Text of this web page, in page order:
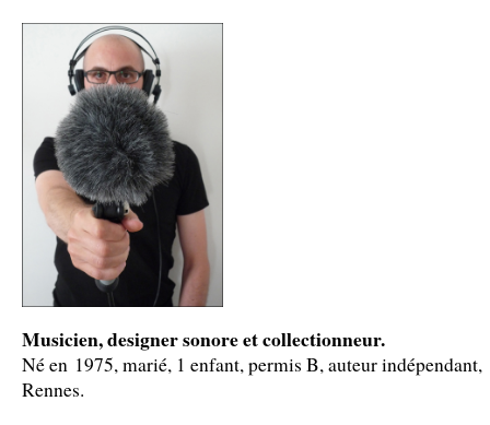
Musicien, designer sonore et collectionneur.
Né en 1975, marié, 1 enfant, permis B, auteur
Rennes.